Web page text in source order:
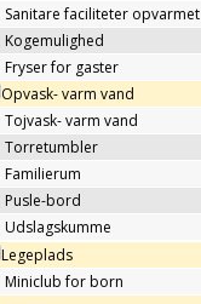
Sanitare faciliteter opvarmet
Kogemulighed
Fryser for gaster
Opvask- varm vand
Tojvask- varm vand
Torretumbler
Familierum
Pusle-bord
Udslagskumme
Legeplads
Miniclub for born